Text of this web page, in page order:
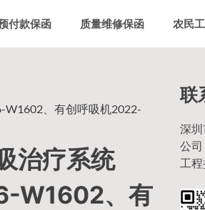
付款保函 质量维修保函 农民
W1602、有创呼吸机2022-
治疗系统
W1602、有
联
深
公
工程